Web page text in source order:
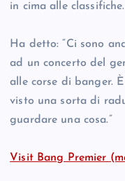
in cima alle classifiche.
Ha detto: “Ci sono
ad un concerto del
alle corse di banger.
visto una sorta di
guardare una cosa.”
Visit Bang Premier